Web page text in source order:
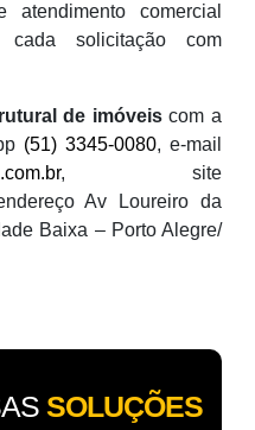
comercial
cada solicitação com
de imóveiscom a
(51) 3345-0080, e-mail
, site
Av Loureiro da
Baixa – Porto Alegre/
SOLUÇÕES